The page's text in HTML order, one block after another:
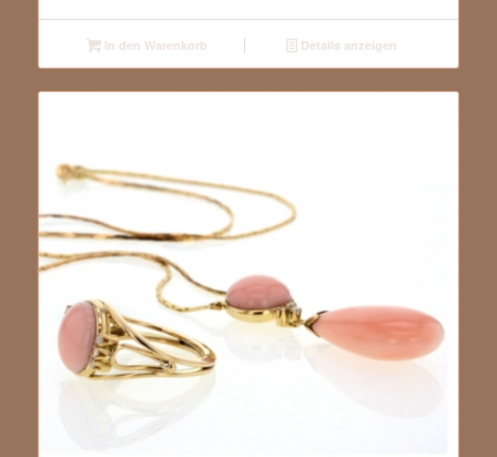
In den Warenkorb Details anzeigen